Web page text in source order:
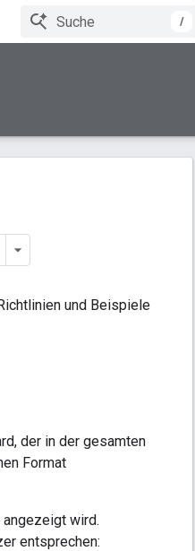
/
und Beispiele
der in der gesamten
Format
angezeigt wird.
entsprechen: